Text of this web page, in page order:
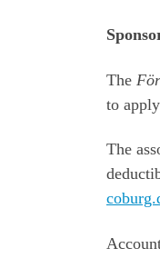
The
to
The